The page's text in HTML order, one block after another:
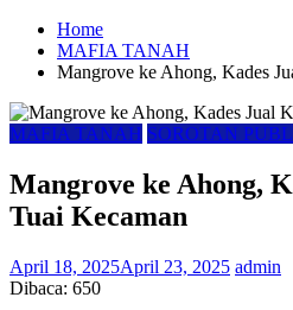
Home
MAFIA TANAH
Mangrove ke Ahong, Kades
MAFIA TANAH SOROTAN
Mangrove ke Ahong,
Tuai Kecaman
April 18, 2025April 23, 2025 admin
Dibaca: 650